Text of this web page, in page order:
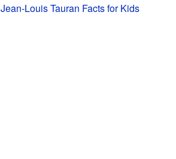
Jean-Louis Tauran Facts for Kids